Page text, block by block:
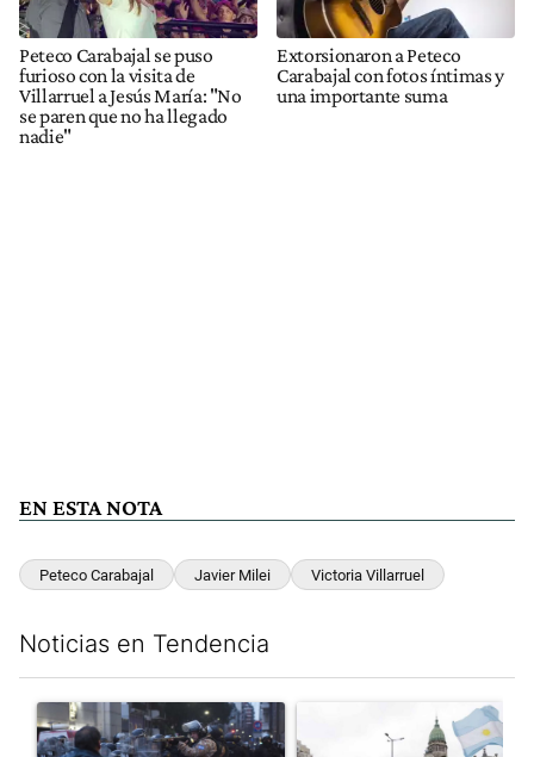
Peteco Carabajal se puso
furioso con la visita de
Villarruel a Jesús María: "No
se paren que no ha llegado
nadie"
Extorsionaron a Peteco
Carabajal con fotos íntimas y
una importante suma
EN ESTA NOTA
Peteco Carabajal Javier Milei Victoria Villarruel
Noticias en Tendencia
Un artículo de tendencia con el título "La tensión frente al
Un artículo de tendencia